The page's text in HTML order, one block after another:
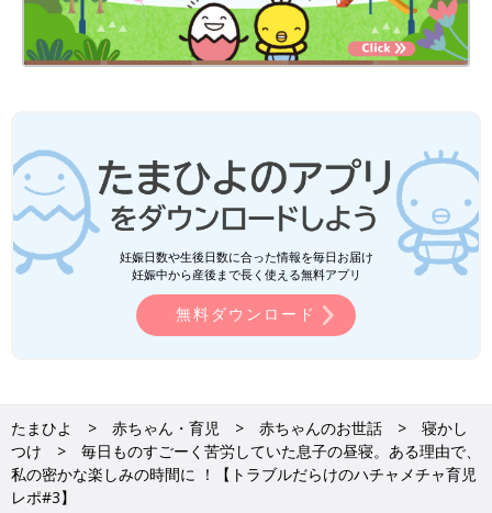
妊娠日数や生後日数に合った情報を毎日お届け
妊娠中から産後まで長く使える無料アプリ
無料ダウンロード
たまひよ 赤ちゃん・育児 赤ちゃんのお世話
寝かし
つけ
毎日ものすごーく苦労していた息子の昼寝。ある理由で、
私の密かな楽しみの時間に ！【トラブルだらけのハチャメチャ育児
レポ#3】